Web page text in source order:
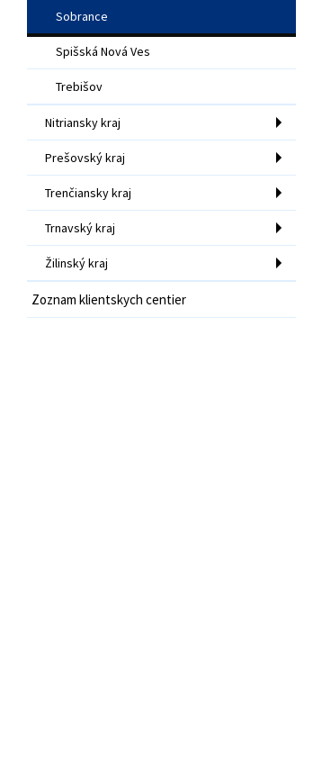
Sobrance
Spišská Nová Ves
Trebišov
Nitriansky kraj
Prešovský kraj
Trenčiansky kraj
Trnavský kraj
Žilinský kraj
Zoznam klientskych centier